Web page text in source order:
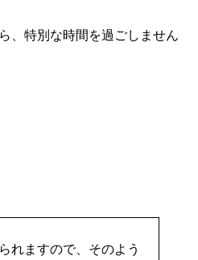
、特別な時間を過ごしません
れますので、そのよう